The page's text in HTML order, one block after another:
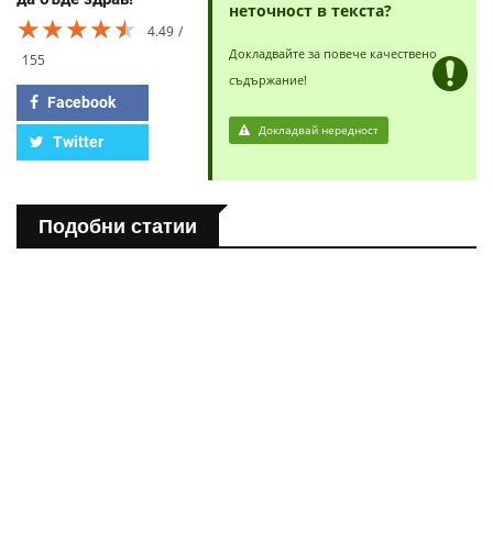
★★★★★
★★★★★
★★★★★
4.49
155
Facebook
Twitter
неточност в текста?
Докладвайте за повече качествено
съдържание!
Докладвай нередност
Подобни статии